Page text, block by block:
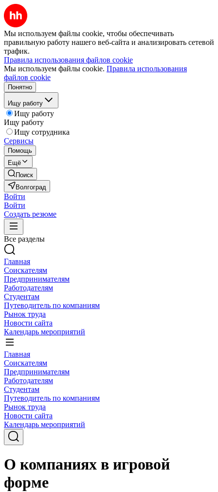
Мы используем файлы cookie, чтобы обеспечивать
правильную работу нашего веб-сайта и анализировать сетевой
трафик.
Правила использования файлов cookie
Мы используем файлы cookie. Правила использования
файлов cookie
Понятно
Ищу работу
Ищу работу
Ищу работу
Ищу сотрудника
Сервисы
Помощь
Ещё
Поиск
Волгоград
Войти
Войти
Создать резюме
Все разделы
Главная
Соискателям
Предпринимателям
Работодателям
Студентам
Путеводитель по компаниям
Рынок труда
Новости сайта
Календарь мероприятий
Главная
Соискателям
Предпринимателям
Работодателям
Студентам
Путеводитель по компаниям
Рынок труда
Новости сайта
Календарь мероприятий
О компаниях в игровой
форме